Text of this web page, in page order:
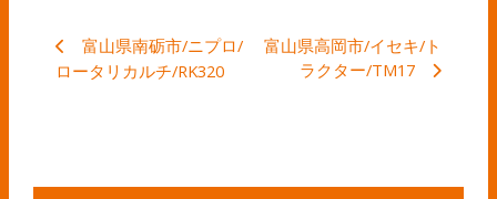
富山県南砺市/ニプロ/
ロータリカルチ/RK320
富山県高岡市/イセキ/ト
ラクター/TM17